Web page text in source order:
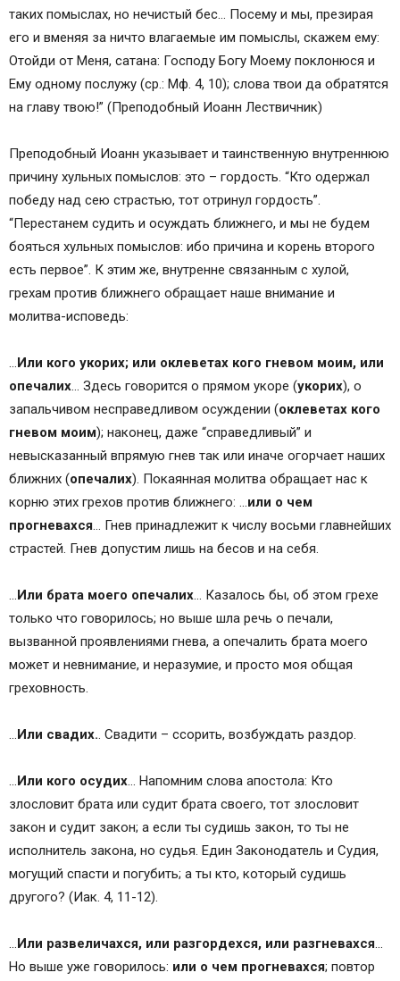
таких помыслах, но нечистый бес… Посему и мы, презирая
его и вменяя за ничто влагаемые им помыслы, скажем ему:
Отойди от Меня, сатана: Господу Богу Моему поклонюся и
Ему одному послужу (ср.: Мф. 4, 10); слова твои да обратятся
на главу твою!” (Преподобный Иоанн Лествичник)
Преподобный Иоанн указывает и таинственную внутреннюю
причину хульных помыслов: это – гордость. “Кто одержал
победу над сею страстью, тот отринул гордость”.
“Перестанем судить и осуждать ближнего, и мы не будем
бояться хульных помыслов: ибо причина и корень второго
есть первое”. К этим же, внутренне связанным с хулой,
грехам против ближнего обращает наше внимание и
молитва-исповедь:
…Или кого укорих; или оклеветах кого гневом моим, или
опечалих… Здесь говорится о прямом укоре (укорих), о
запальчивом несправедливом осуждении (оклеветах кого
гневом моим); наконец, даже “справедливый” и
невысказанный впрямую гнев так или иначе огорчает наших
ближних (опечалих). Покаянная молитва обращает нас к
корню этих грехов против ближнего: …или о чем
прогневахся… Гнев принадлежит к числу восьми главнейших
страстей. Гнев допустим лишь на бесов и на себя.
…Или брата моего опечалих… Казалось бы, об этом грехе
только что говорилось; но выше шла речь о печали,
вызванной проявлениями гнева, а опечалить брата моего
может и невнимание, и неразумие, и просто моя общая
греховность.
…Или свадих.. Свадити – ссорить, возбуждать раздор.
…Или кого осудих… Напомним слова апостола: Кто
злословит брата или судит брата своего, тот злословит
закон и судит закон; а если ты судишь закон, то ты не
исполнитель закона, но судья. Един Законодатель и Судия,
могущий спасти и погубить; а ты кто, который судишь
другого? (Иак. 4, 11-12).
…Или развеличахся, или разгордехся, или разгневахся…
Но выше уже говорилось: или о чем прогневахся; повтор